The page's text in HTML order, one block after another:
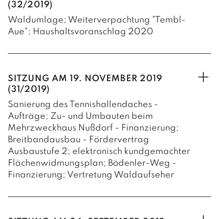
(32/2019)
Waldumlage; Weiterverpachtung "Tembl-
Aue"; Haushaltsvoranschlag 2020
Die Tiroler Landesregierung hat ab dem
diversen Waldka-tegorien festgesetzt.
Dementsprechend verordnet der
Gemeinderat ebenfalls die für Nußdorf-
Debant geltende Waldumlage neu.
Die sogenannte „Tembl-Aue“ in Debant
wird auf ein weiteres Jahr an den
heimischen Landwirt Lukas Kollnig
weiterverpachtet.
wie folgt:
SITZUNG AM 19. NOVEMBER 2019
(31/2019)
Sanierung des Tennishallendaches -
Aufträge; Zu- und Umbauten beim
Mehrzweckhaus Nußdorf - Finanzierung;
Breitbandausbau - Fördervertrag
Ausbaustufe 2; elektronisch kundgemachter
Flächenwidmungsplan; Bödenler-Weg -
Finanzierung; Vertretung Waldaufseher
Im Jahr 2020 soll die heuer begonnene